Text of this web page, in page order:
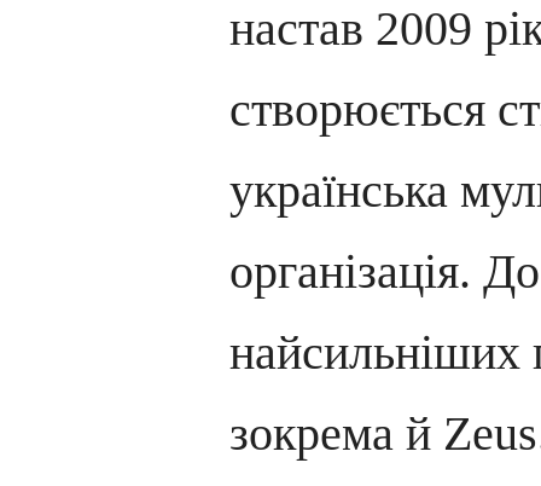
настав 2009
створюється
українська
організація.
найсильніших
зокрема й